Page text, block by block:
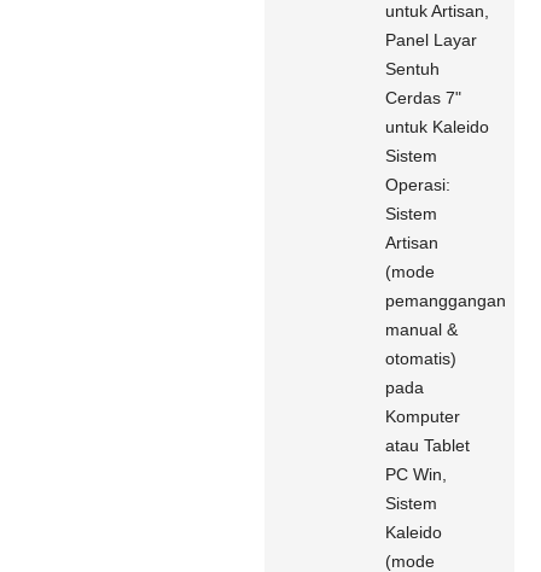
untuk Artisan,
Panel Layar
Sentuh
Cerdas 7"
untuk Kaleido
Sistem
Operasi:
Sistem
Artisan
(mode
pemanggangan
manual &
otomatis)
pada
Komputer
atau Tablet
PC Win,
Sistem
Kaleido
(mode